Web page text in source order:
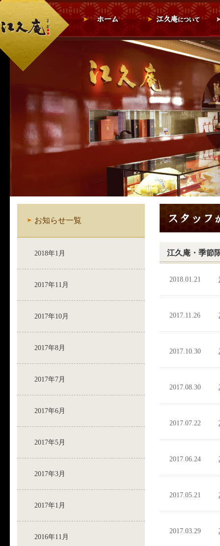
江久庵・季節
2018.01.21
2017.11.26
2017.10.30
2017.08.30
2017.07.22
2017.06.24
2017.05.21
2017.03.29
お知らせ一覧
2018年1月
2017年11月
2017年10月
2017年8月
2017年7月
2017年6月
2017年5月
2017年3月
2017年1月
2016年11月